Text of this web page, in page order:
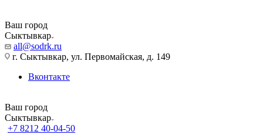
Ваш город
Сыктывкар
all@sodrk.ru
г. Сыктывкар, ул. Первомайская, д. 149
Вконтакте
Ваш город
Сыктывкар
+7 8212 40-04-50